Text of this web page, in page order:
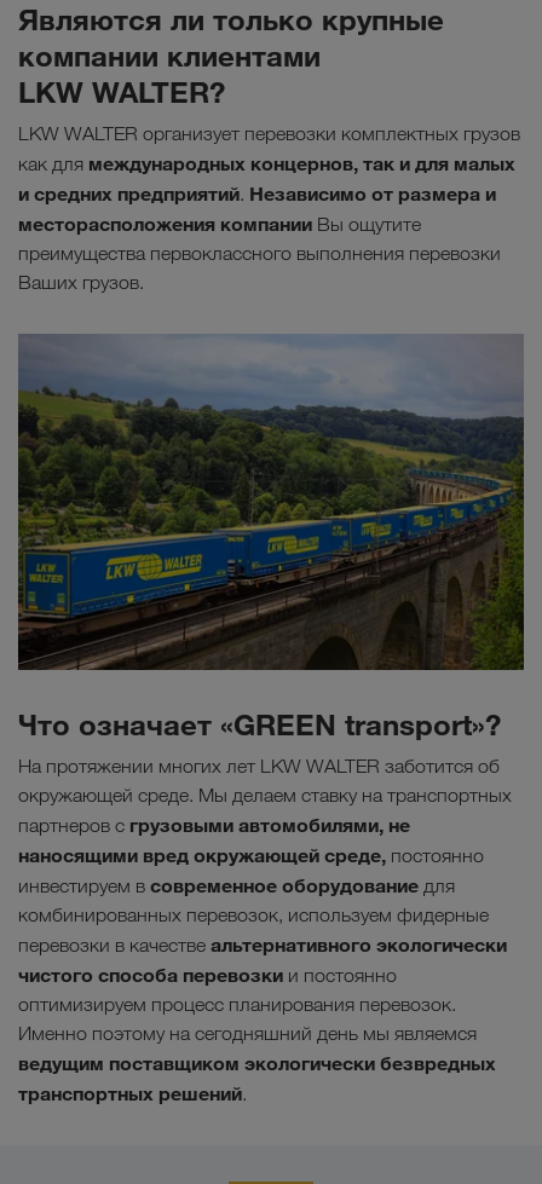
Являются ли только крупные
компании клиентами
LKW WALTER?
LKW WALTER организует перевозки комплектных грузов
как для международных концернов, так и для малых
и средних предприятий. Независимо от размера и
месторасположения компании Вы ощутите
преимущества первоклассного выполнения перевозки
Ваших грузов.
Что означает «GREEN transport»?
На протяжении многих лет LKW WALTER заботится об
окружающей среде. Мы делаем ставку на транспортных
партнеров с грузовыми автомобилями, не
наносящими вред окружающей среде, постоянно
инвестируем в современное оборудование для
комбинированных перевозок, используем фидерные
перевозки в качестве альтернативного экологически
чистого способа перевозки и постоянно
оптимизируем процесс планирования перевозок.
Именно поэтому на сегодняшний день мы являемся
ведущим поставщиком экологически безвредных
транспортных решений.